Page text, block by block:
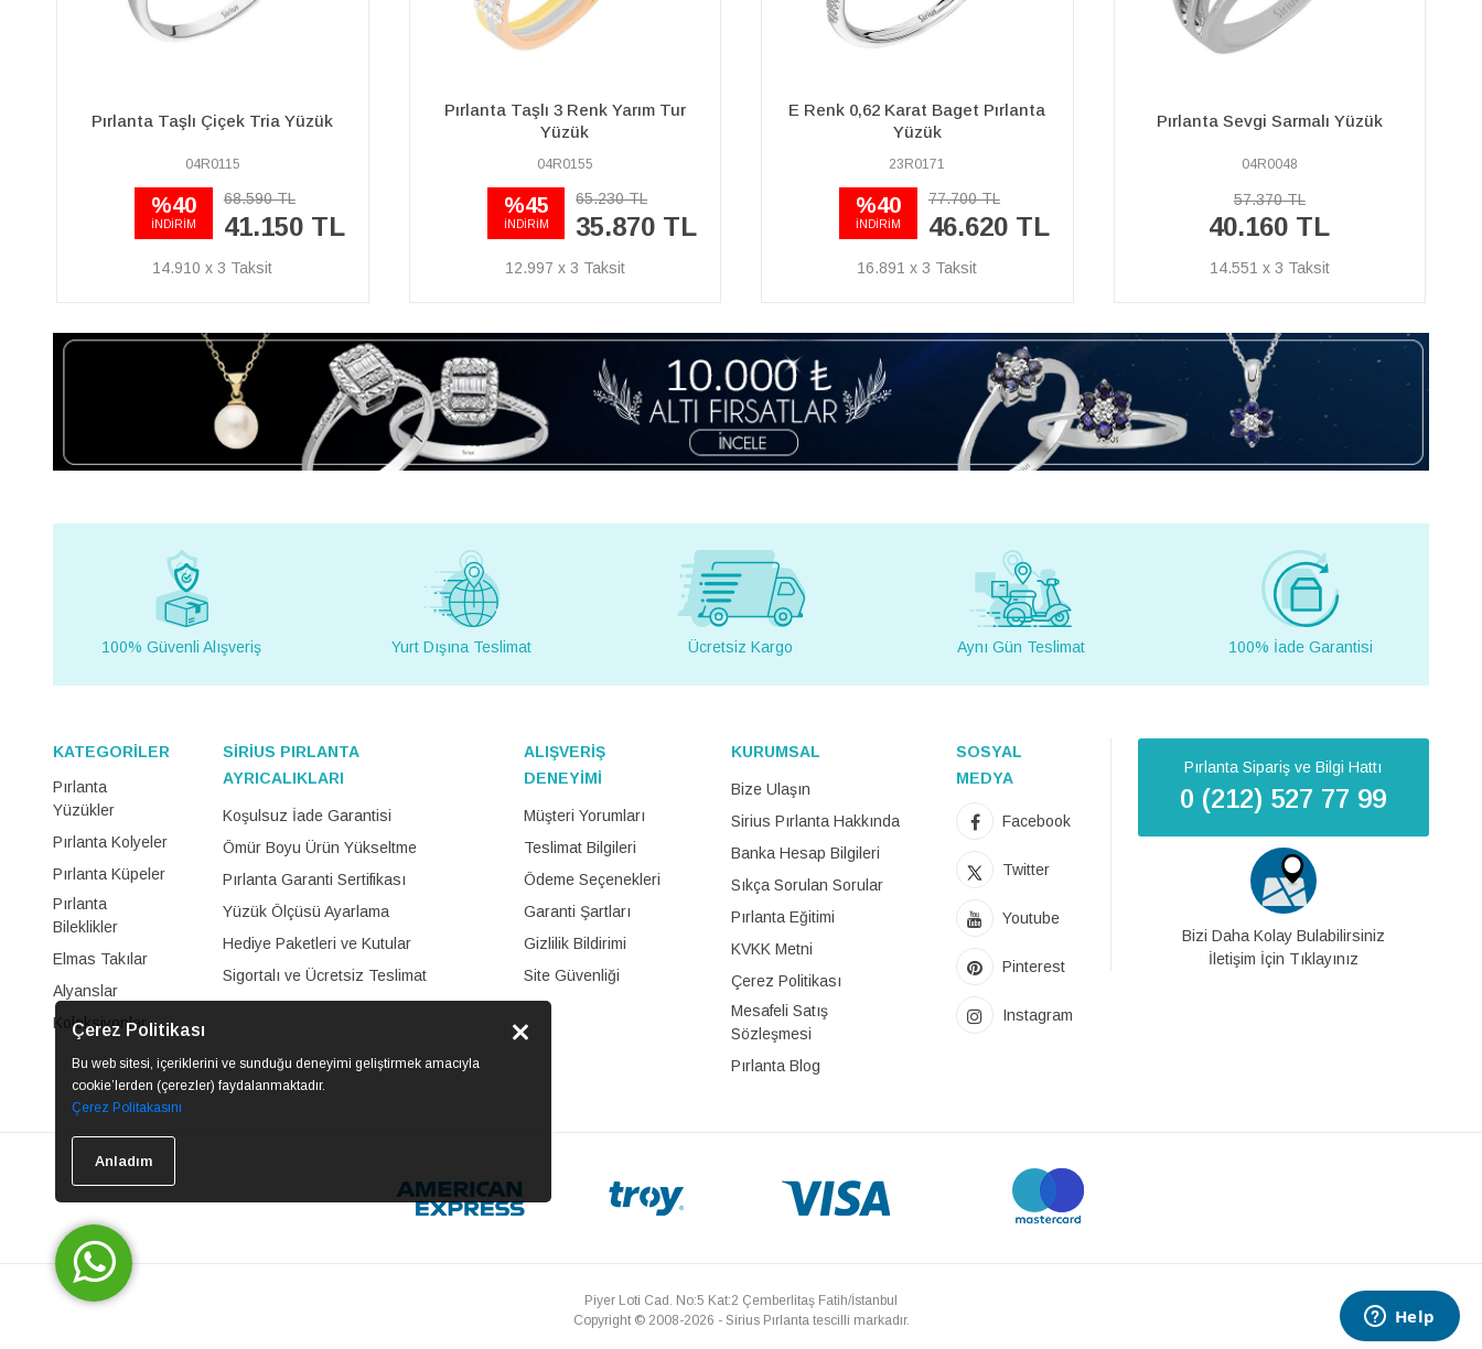
Çerez Politikası
Bu web sitesi, içeriklerini ve sunduğu deneyimi geliştirmek amacıyla
cookie’lerden (çerezler) faydalanmaktadır.
Çerez Politakasını
Anladım
Pırlanta Taşlı 3 Renk Yarım Tur
Yüzük
04R0155
%45
İNDİRİM
65.230 TL
35.870 TL
12.997 x 3
E Renk 0,62 Karat Baget Pırlanta
Yüzük
23R0171
%40
İNDİRİM
77.700 TL
46.620 TL
16.891 x 3
Pırlanta Sevgi Sarmalı Yüzük
04R0048
57.370 TL
40.160 TL
14.551 x 3
Baget Pırlanta Taşlı Modern Yarım
Tur Yüzük
47R0019
%45
İNDİRİM
46.450 TL
25.550 TL
9.257 x 3
100% Güvenli Alışveriş Yurt Dışına Teslimat Ücretsiz Kargo Aynı Gün Teslimat 100% İade Garantisi
KATEGORİLER
Pırlanta
Yüzükler
Pırlanta Kolyeler
Pırlanta Küpeler
Pırlanta
Bileklikler
Elmas Takılar
Alyanslar
Koleksiyonlar
SİRİUS PIRLANTA
AYRICALIKLARI
Koşulsuz İade Garantisi
Ömür Boyu Ürün Yükseltme
Pırlanta Garanti Sertifikası
Yüzük Ölçüsü Ayarlama
Hediye Paketleri ve Kutular
Sigortalı ve Ücretsiz Teslimat
ALIŞVERİŞ
DENEYİMİ
Müşteri Yorumları
Teslimat Bilgileri
Ödeme Seçenekleri
Garanti Şartları
Gizlilik Bildirimi
Site Güvenliği
KURUMSAL
Bize Ulaşın
Sirius Pırlanta Hakkında
Banka Hesap Bilgileri
Sıkça Sorulan Sorular
Pırlanta Eğitimi
KVKK Metni
Çerez Politikası
Mesafeli Satış
Sözleşmesi
Pırlanta Blog
SOSYAL
MEDYA
Facebook
Twitter
Youtube
Pinterest
Instagram
Pırlanta Sipariş ve Bilgi Hattı
0 (212) 527 77 99
Bizi Daha Kolay Bulabilirsiniz
İletişim İçin Tıklayınız
Piyer Loti Cad. No:5 Kat:2 Çemberlitaş Fatih/İstanbul
Copyright © 2008-2026 - Sirius Pırlanta tescilli markadır.